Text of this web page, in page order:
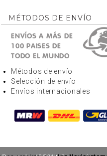
MÉTODOS DE ENVÍO
ENVÍOS A MÁS DE
100 PAISES DE
TODO EL MUNDO
Métodos de envío
Selección de envío
Envíos internacionales